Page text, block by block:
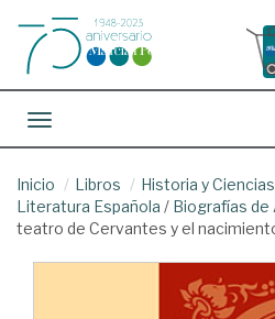
Toggle navigation
Inicio Libros Historia y
Literatura Española / Biografías de
teatro de Cervantes y el